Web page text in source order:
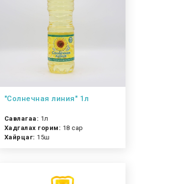
"Солнечная линия" 1л
Савлагаа: 1л
Хадгалах горим: 18 сар
Хайрцаг: 15ш